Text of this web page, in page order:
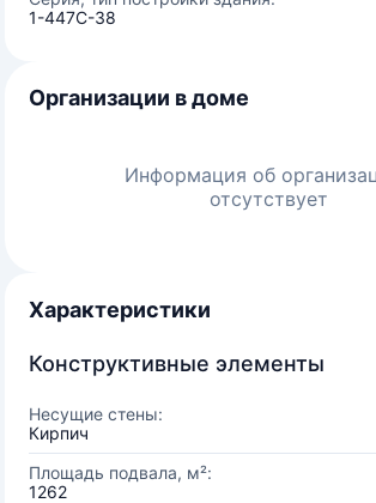
1-447C-38
Организации в доме
Информация об
отсутствует
Характеристики
Конструктивные элементы
Несущие стены:
Кирпич
Площадь подвала, м²:
1262